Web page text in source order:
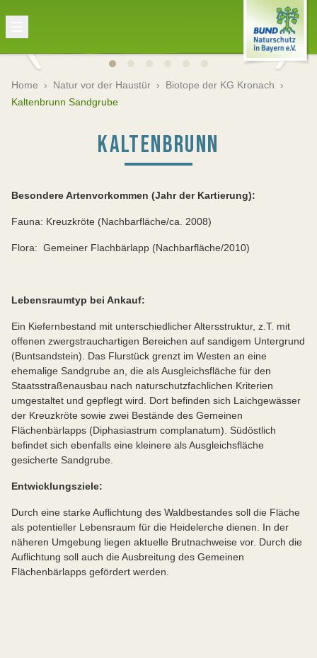
Home › Natur vor der Haustür › Biotope der KG Kronach ›
Kaltenbrunn Sandgrube
KALTENBRUNN
Besondere Artenvorkommen (Jahr der Kartierung):
Fauna: Kreuzkröte (Nachbarfläche/ca. 2008)
Flora: Gemeiner Flachbärlapp (Nachbarfläche/2010)
Lebensraumtyp bei Ankauf:
Ein Kiefernbestand mit unterschiedlicher Altersstruktur, z.T. mit
offenen zwergstrauchartigen Bereichen auf sandigem Untergrund
(Buntsandstein). Das Flurstück grenzt im Westen an eine
ehemalige Sandgrube an, die als Ausgleichsfläche für den
Staatsstraßenausbau nach naturschutzfachlichen Kriterien
umgestaltet und gepflegt wird. Dort befinden sich Laichgewässer
der Kreuzkröte sowie zwei Bestände des Gemeinen
Flächenbärlapps (Diphasiastrum complanatum). Südöstlich
befindet sich ebenfalls eine kleinere als Ausgleichsfläche
gesicherte Sandgrube.
Entwicklungsziele:
Durch eine starke Auflichtung des Waldbestandes soll die Fläche
als potentieller Lebensraum für die Heidelerche dienen. In der
näheren Umgebung liegen aktuelle Brutnachweise vor. Durch die
Auflichtung soll auch die Ausbreitung des Gemeinen
Flächenbärlapps gefördert werden.